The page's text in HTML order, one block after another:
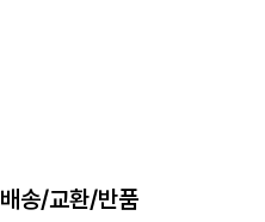
배송/교환/반품